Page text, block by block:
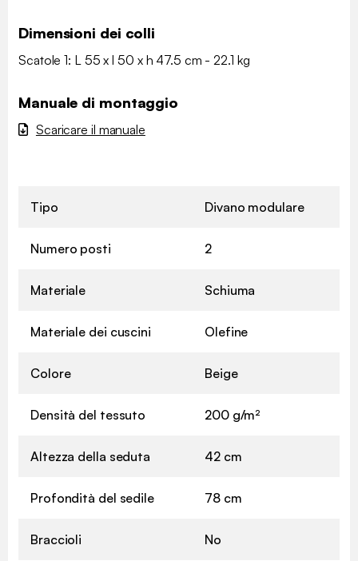
Dimensioni dei colli
Scatole 1: L 55 x l 50 x h 47.5 cm - 22.1 kg
Manuale di montaggio
Scaricare il manuale
Tipo Divano modulare
Numero posti 2
Materiale Schiuma
Materiale dei cuscini Olefine
Colore Beige
Densità del tessuto 200 g/m²
Altezza della seduta 42 cm
Profondità del sedile 78 cm
Braccioli No